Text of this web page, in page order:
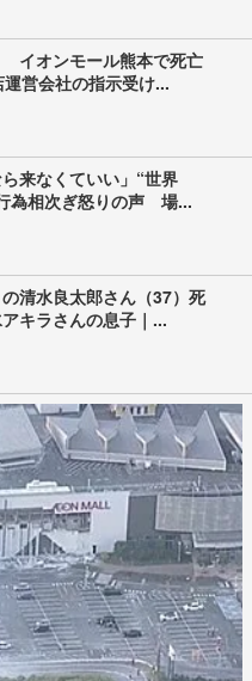
イオンモール熊本で死亡
営会社の指示受け...
来なくていい」“世界
為相次ぎ怒りの声 場...
清水良太郎さん（37）死
キラさんの息子｜...